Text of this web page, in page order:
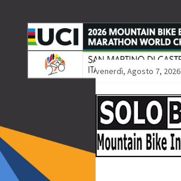
venerdì, Agosto 7, 2026